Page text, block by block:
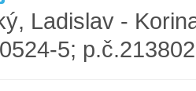
Ladislav -
5;